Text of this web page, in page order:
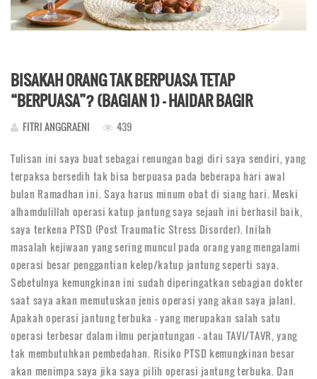
BISAKAH ORANG TAK BERPUASA TETAP
“BERPUASA”? (BAGIAN 1) – HAIDAR BAGIR
FITRI ANGGRAENI 439
Tulisan ini saya buat sebagai renungan bagi diri saya sendiri, yang
terpaksa bersedih tak bisa berpuasa pada beberapa hari awal
bulan Ramadhan ini. Saya harus minum obat di siang hari. Meski
alhamdulillah operasi katup jantung saya sejauh ini berhasil baik,
saya terkena PTSD (Post Traumatic Stress Disorder). Inilah
masalah kejiwaan yang sering muncul pada orang yang mengalami
operasi besar penggantian kelep/katup jantung seperti saya.
Sebetulnya kemungkinan ini sudah diperingatkan sebagian dokter
saat saya akan memutuskan jenis operasi yang akan saya jalanI.
Apakah operasi jantung terbuka – yang merupakan salah satu
operasi terbesar dalam ilmu perjantungan – atau TAVI/TAVR, yang
tak membutuhkan pembedahan. Risiko PTSD kemungkinan besar
akan menimpa saya jika saya pilih operasi jantung terbuka. Dan